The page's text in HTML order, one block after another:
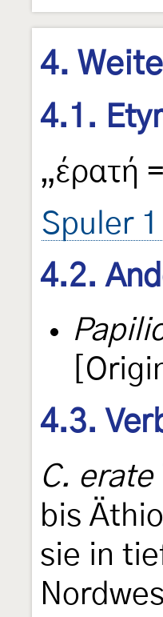
4.
4.1.
„έρατή
Spuler
4.2.
4.3.
C. erate
bis
sie in